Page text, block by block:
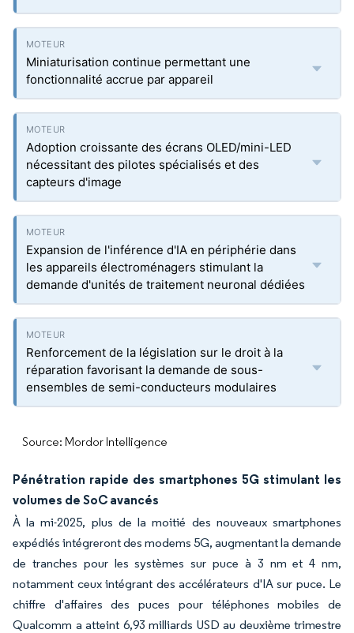
Miniaturisation continue permettant une
fonctionnalité accrue par appareil
Adoption croissante des écrans OLED/mini-LED
nécessitant des pilotes spécialisés et des
capteurs d'image
Expansion de l'inférence d'IA en périphérie dans
les appareils électroménagers stimulant la
demande d'unités de traitement neuronal dédiées
Renforcement de la législation sur le droit à la
réparation favorisant la demande de sous-
ensembles de semi-conducteurs modulaires
Source: Mordor Intelligence
Pénétration rapide des smartphones 5G stimulant les
volumes de SoC avancés
À la mi-2025, plus de la moitié des nouveaux smartphones
expédiés intégreront des modems 5G, augmentant la demande
de tranches pour les systèmes sur puce à 3 nm et 4 nm,
notamment ceux intégrant des accélérateurs d'IA sur puce. Le
chiffre d'affaires des puces pour téléphones mobiles de
Qualcomm a atteint 6,93 milliards USD au deuxième trimestre